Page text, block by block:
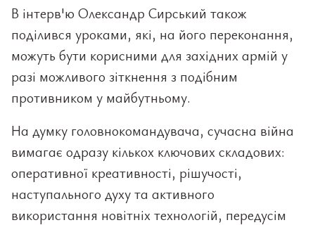
В інтерв'ю Олександр Сирський також
поділився уроками, які, на його переконання,
можуть бути корисними для західних армій у
разі можливого зіткнення з подібним
противником у майбутньому.
На думку головнокомандувача, сучасна війна
вимагає одразу кількох ключових складових:
оперативної креативності, рішучості,
наступального духу та активного
використання новітніх технологій, передусім